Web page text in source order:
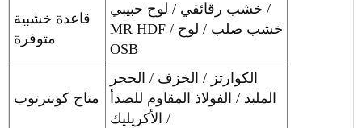
قاعدة خشبية
متوفرة
خشب رقائقي / لوح حبيبي /
MR HDF / خشب صلب / لوح
OSB
متاح كونترتوب
الكوارتز / الخزف / الحجر
الملبد / الفولاذ المقاوم للصدأ
/ الأكريليك